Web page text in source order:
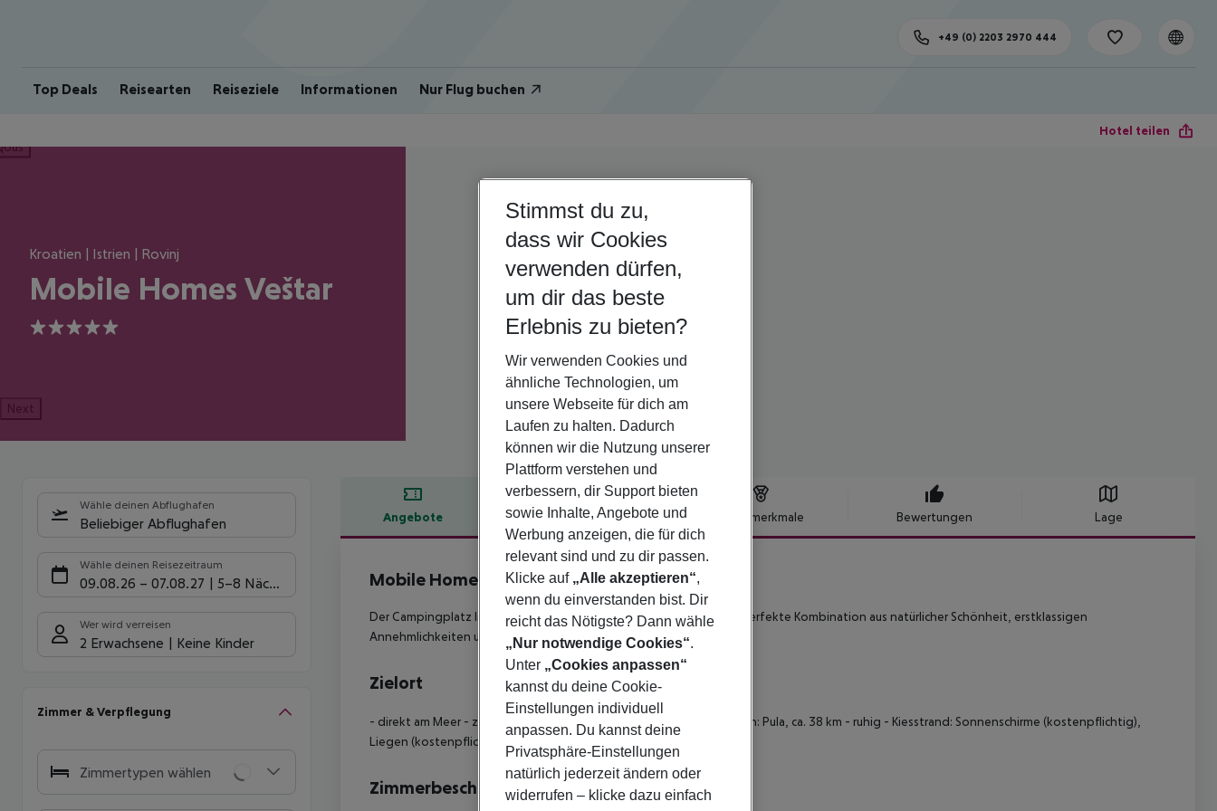
Top Deals Reisearten Reiseziele Informationen Nur Flug buchen
+49 (0) 2203 2970 444
Hotel teilen
Kroatien | Istrien | Rovinj
Mobile Homes Veštar
5
Next
Wähle deinen Abflughafen
Beliebiger Abflughafen
Wähle deinen Reisezeitraum
09.08.26 – 07.08.27 5-8 Nächte
Wer wird verreisen
2 Erwachsene Keine Kinder
Zimmer & Verpflegung
Zimmertypen wählen
Angebote Hotelbeschreibung Hotelmerkmale Bewertungen Lage
Hotelbeschreibung
Mobile Homes Veštar
5
Der Campingplatz liegt idyllisch an der Adriaküste und bietet eine perfekte Kombination aus natürlicher Schönheit, erstklassigen
Annehmlichkeiten und vielseitigen Freizeitmöglichkeiten.
Zielort
- direkt am Meer - zum Stadtzentrum: Rovinj, ca. 5 km - zum Flughafen: Pula, ca. 38 km - ruhig - Kiesstrand: Sonnenschirme (kostenpflichtig),
Liegen (kostenpflichtig), sanitäre Anlage (Dusche) - Felsstrand
Zimmerbeschreibung
Stimmst du zu,
dass wir Cookies
verwenden dürfen,
um dir das beste
Erlebnis zu bieten?
Wir verwenden Cookies und
ähnliche Technologien, um
unsere Webseite für dich am
Laufen zu halten. Dadurch
können wir die Nutzung unserer
Plattform verstehen und
verbessern, dir Support bieten
sowie Inhalte, Angebote und
Werbung anzeigen, die für dich
relevant sind und zu dir passen.
Klicke auf „Alle akzeptieren“,
wenn du einverstanden bist. Dir
reicht das Nötigste? Dann wähle
„Nur notwendige Cookies“.
Unter „Cookies anpassen“
kannst du deine Cookie-
Einstellungen individuell
anpassen. Du kannst deine
Privatsphäre-Einstellungen
natürlich jederzeit ändern oder
widerrufen – klicke dazu einfach